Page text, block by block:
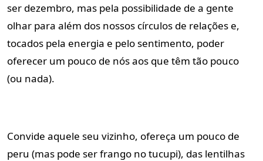
ser dezembro, mas pela possibilidade de a gente
olhar para além dos nossos círculos de relações e,
tocados pela energia e pelo sentimento, poder
oferecer um pouco de nós aos que têm tão pouco
(ou nada).
Convide aquele seu vizinho, ofereça um pouco de
peru (mas pode ser frango no tucupi), das lentilhas